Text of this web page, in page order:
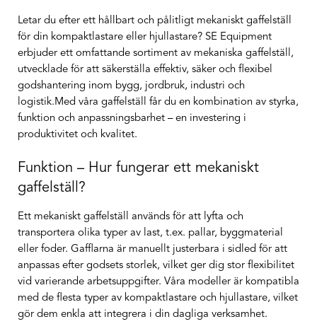
Letar du efter ett hållbart och pålitligt mekaniskt gaffelställ
för din kompaktlastare eller hjullastare? SE Equipment
erbjuder ett omfattande sortiment av mekaniska gaffelställ,
utvecklade för att säkerställa effektiv, säker och flexibel
godshantering inom bygg, jordbruk, industri och
logistik.Med våra gaffelställ får du en kombination av styrka,
funktion och anpassningsbarhet – en investering i
produktivitet och kvalitet.
Funktion – Hur fungerar ett mekaniskt
gaffelställ?
Ett mekaniskt gaffelställ används för att lyfta och
transportera olika typer av last, t.ex. pallar, byggmaterial
eller foder. Gafflarna är manuellt justerbara i sidled för att
anpassas efter godsets storlek, vilket ger dig stor flexibilitet
vid varierande arbetsuppgifter. Våra modeller är kompatibla
med de flesta typer av kompaktlastare och hjullastare, vilket
gör dem enkla att integrera i din dagliga verksamhet.